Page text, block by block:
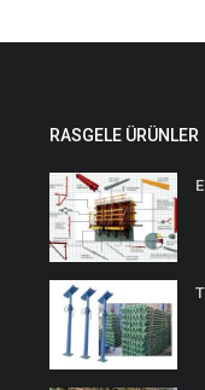
RASGELE ÜRÜNLER